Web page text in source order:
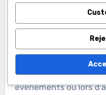
stratégique peut
significatif lors des
ressources. Les
sur les types de
lors de moments
événements ou lors